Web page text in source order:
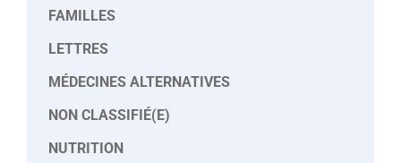
FAMILLES
LETTRES
MÉDECINES ALTERNATIVES
NON CLASSIFIÉ(E)
NUTRITION